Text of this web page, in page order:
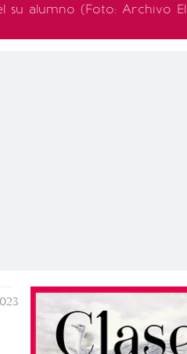
su alumno (Foto: Archivo El